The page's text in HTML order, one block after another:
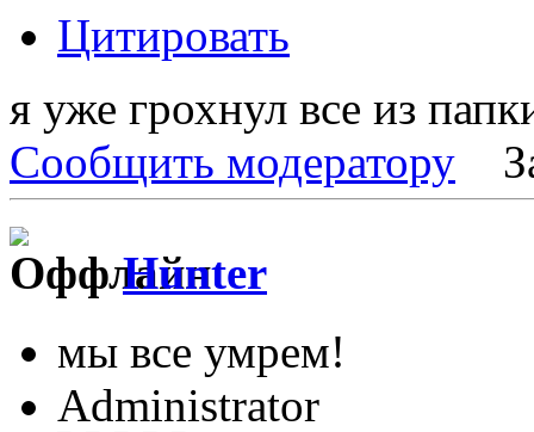
Цитировать
я уже грохнул все из
Сообщить модератору
Hunter
мы все умрем!
Administrator